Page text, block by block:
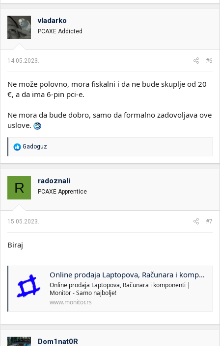
vladarko
PCAXE Addicted
14.05.2023. #6
Ne može polovno, mora fiskalni i da ne bude skuplje od 20
€, a da ima 6-pin pci-e.
Ne mora da bude dobro, samo da formalno zadovoljava ove
uslove.
R
a
o
v
a
n
:
Gadoguz
R radoznali
PCAXE Apprentice
15.05.2023. #7
Biraj
Online prodaja Laptopova, Računara i komponenti | Monitor - Samo najbolje!
Online prodaja Laptopova, Računara i komponenti |
Monitor - Samo najbolje!
www.monitor.rs
Dom1nat0R